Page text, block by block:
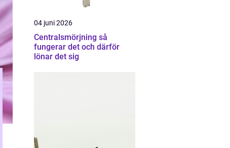
04 juni 2026
Centralsmörjning så
fungerar det och därför
lönar det sig